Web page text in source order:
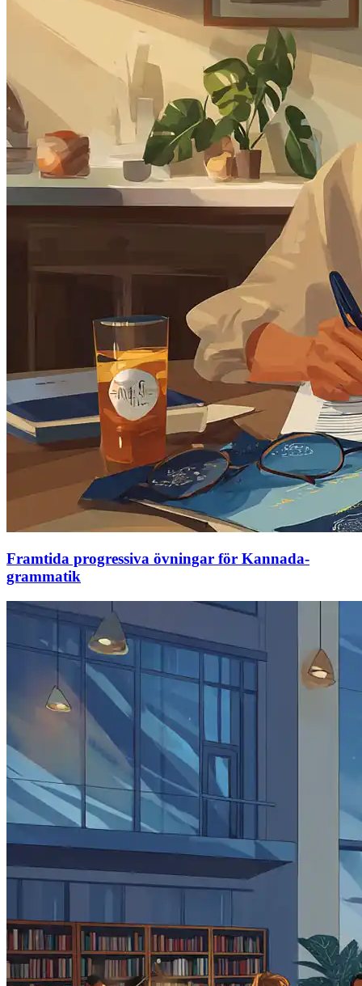
Framtida progressiva övningar för Kannada-
grammatik